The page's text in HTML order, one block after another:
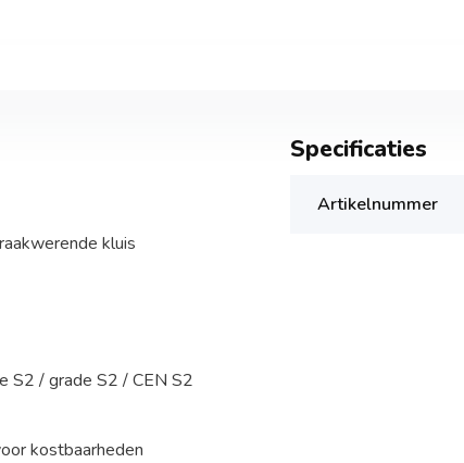
kluis
S2 / grade S2 / CEN S2
kostbaarheden
Specificaties
Artikelnummer